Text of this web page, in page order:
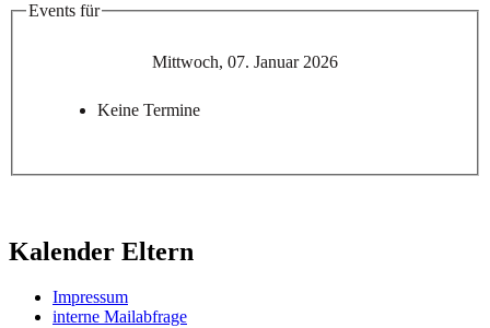
Events für
Mittwoch, 07. Januar 2026
Keine Termine
Kalender Eltern
Impressum
interne Mailabfrage